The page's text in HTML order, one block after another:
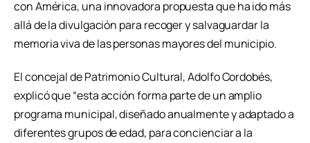
con América, una innovadora propuesta que ha ido más
allá de la divulgación para recoger y salvaguardar la
memoria viva de las personas mayores del municipio.
El concejal de Patrimonio Cultural, Adolfo Cordobés,
explicó que “esta acción forma parte de un amplio
programa municipal, diseñado anualmente y adaptado a
diferentes grupos de edad, para concienciar a la